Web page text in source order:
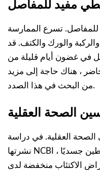
للمفاصل. تسرع الممارسة
والورك والكتف. قد
في غضون أيام قليلة من
، هناك حاجة إلى مزيد
من البحث في هذا الصدد.
الصحة العقلية. في دراسة
نشرتها NCBI ، قد يواجه الأشخاص غير النشطين جسديًا
الاكتئاب منخفضة لدى